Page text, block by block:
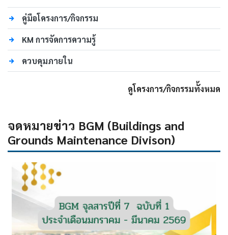
คู่มือโครงการ/กิจกรรม
KM การจัดการความรู้
ควบคุมภายใน
ดูโครงการ/กิจกรรมทั้งหมด
จดหมายข่าว BGM (Buildings and
Grounds Maintenance Divison)